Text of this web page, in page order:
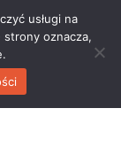
Reserved.
usługi na
strony oznacza,